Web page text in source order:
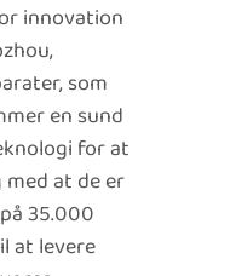
innovation
som
en sund
for at
at de er
35.000
at levere